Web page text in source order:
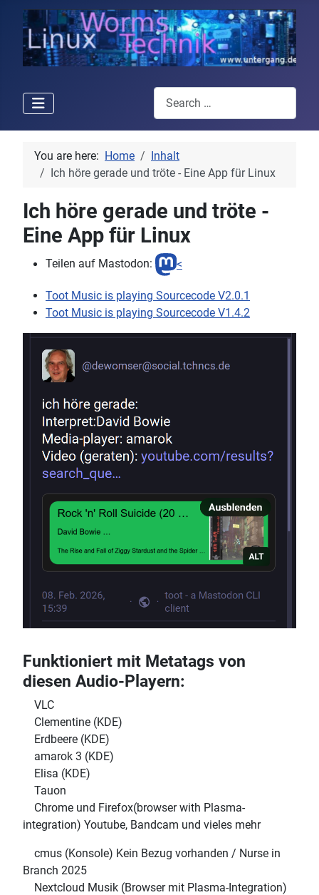
Search
You are here: Home
Inhalt
Ich höre gerade und tröte - Eine App für Linux
Ich höre gerade und tröte -
Eine App für Linux
Teilen auf Mastodon: <
Toot Music is playing Sourcecode V2.0.1
Toot Music is playing Sourcecode V1.4.2
Funktioniert mit Metatags von
diesen Audio-Playern:
VLC
Clementine (KDE)
Erdbeere (KDE)
amarok 3 (KDE)
Elisa (KDE)
Tauon
Chrome und Firefox(browser with Plasma-
integration) Youtube, Bandcam und vieles mehr
cmus (Konsole) Kein Bezug vorhanden / Nurse in
Branch 2025
Nextcloud Musik (Browser mit Plasma-Integration)